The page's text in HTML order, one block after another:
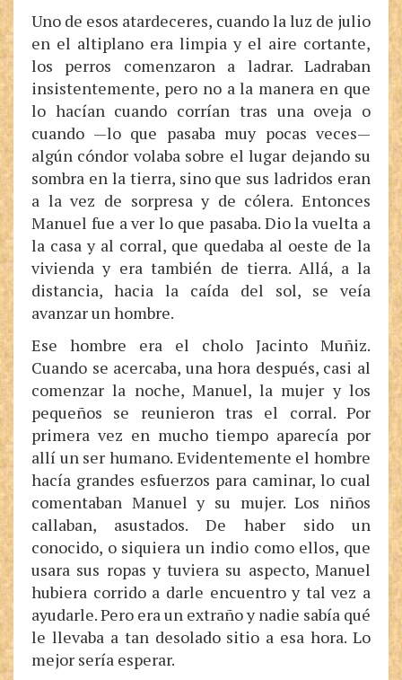
Uno de esos atardeceres, cuando la luz de julio
en el altiplano era limpia y el aire cortante,
los perros comenzaron a ladrar. Ladraban
insistentemente, pero no a la manera en que
lo hacían cuando corrían tras una oveja o
cuando —lo que pasaba muy pocas veces—
algún cóndor volaba sobre el lugar dejando su
sombra en la tierra, sino que sus ladridos eran
a la vez de sorpresa y de cólera. Entonces
Manuel fue a ver lo que pasaba. Dio la vuelta a
la casa y al corral, que quedaba al oeste de la
vivienda y era también de tierra. Allá, a la
distancia, hacia la caída del sol, se veía
avanzar un hombre.
Ese hombre era el cholo Jacinto Muñiz.
Cuando se acercaba, una hora después, casi al
comenzar la noche, Manuel, la mujer y los
pequeños se reunieron tras el corral. Por
primera vez en mucho tiempo aparecía por
allí un ser humano. Evidentemente el hombre
hacía grandes esfuerzos para caminar, lo cual
comentaban Manuel y su mujer. Los niños
callaban, asustados. De haber sido un
conocido, o siquiera un indio como ellos, que
usara sus ropas y tuviera su aspecto, Manuel
hubiera corrido a darle encuentro y tal vez a
ayudarle. Pero era un extraño y nadie sabía qué
le llevaba a tan desolado sitio a esa hora. Lo
mejor sería esperar.